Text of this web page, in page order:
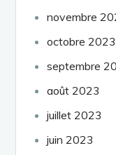
novembre
octobre 2023
septembre
août 2023
juillet 2023
juin 2023